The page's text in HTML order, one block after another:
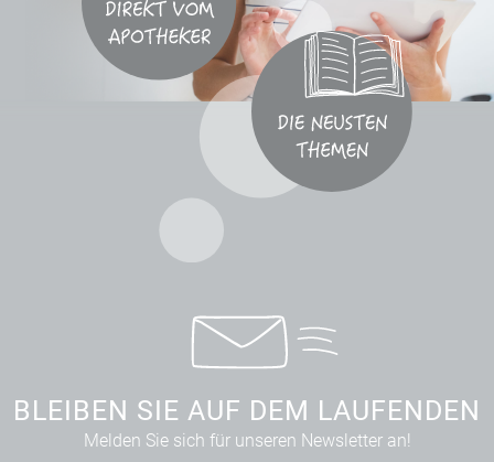
BLEIBEN SIE AUF DEM LAUFENDEN
Melden Sie sich für unseren Newsletter an!